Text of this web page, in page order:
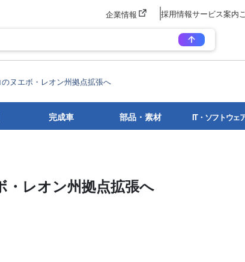
企業情報 採用情報サービス案内
ヌエボ・レオン州拠点拡張へ
完成車 部品・素材 IT・ソフトウェ
レオン州拠点拡張へ